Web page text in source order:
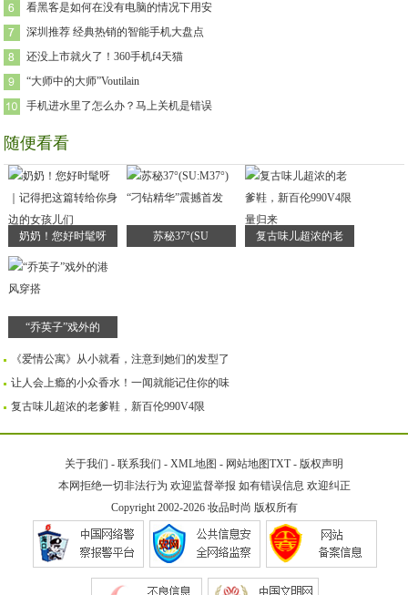
看黑客是如何在没有电脑的情况下用安
深圳推荐 经典热销的智能手机大盘点
还没上市就火了！360手机f4天猫
“大师中的大师”Voutilain
手机进水里了怎么办？马上关机是错误
随便看看
奶奶！您好时髦呀 苏秘37°(SU 复古味儿超浓的老
“乔英子”戏外的
《爱情公寓》从小就看，注意到她们的发型了
让人会上瘾的小众香水！一闻就能记住你的味
复古味儿超浓的老爹鞋，新百伦990V4限
关于我们 - 联系我们 - XML地图 - 网站地图TXT- 版权声明
本网拒绝一切非法行为 欢迎监督举报 如有错误信息 欢迎纠正
Copyright 2002-2026 妆品时尚 版权所有